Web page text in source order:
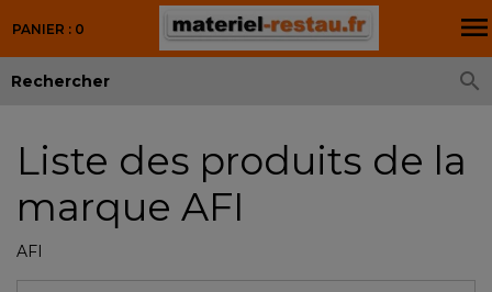

PANIER : 0

Liste des produits de la
marque AFI
AFI